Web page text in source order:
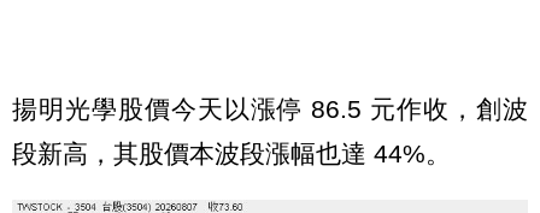
揚明光學股價今天以漲停 86.5 元作收，創波
段新高，其股價本波段漲幅也達 44%。